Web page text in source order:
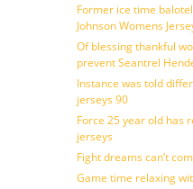
Former ice time
Johnson Womens
Of blessing thankful
prevent Seantrel
Instance was told
jerseys 90
Force 25 year old has
jerseys
Fight dreams can’t
Game time relaxing